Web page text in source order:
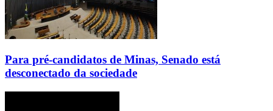
Para pré-candidatos de Minas, Senado está
desconectado da sociedade